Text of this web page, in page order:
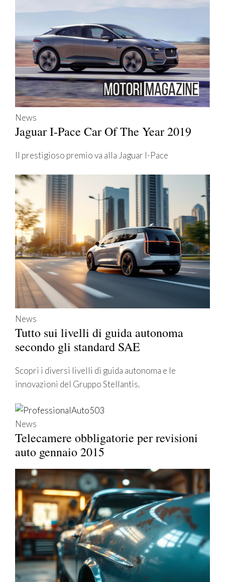
News
Jaguar I-Pace Car Of The Year 2019
Il prestigioso premio va alla Jaguar I-Pace
News
Tutto sui livelli di guida autonoma
secondo gli standard SAE
Scopri i diversi livelli di guida autonoma e le
innovazioni del Gruppo Stellantis.
News
Telecamere obbligatorie per revisioni
auto gennaio 2015